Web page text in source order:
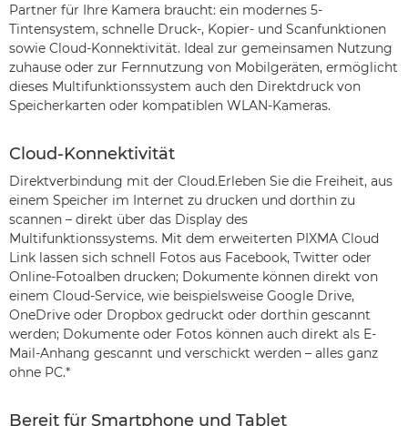
Partner für Ihre Kamera braucht: ein modernes 5-
Tintensystem, schnelle Druck-, Kopier- und Scanfunktionen
sowie Cloud-Konnektivität. Ideal zur gemeinsamen Nutzung
zuhause oder zur Fernnutzung von Mobilgeräten, ermöglicht
dieses Multifunktionssystem auch den Direktdruck von
Speicherkarten oder kompatiblen WLAN-Kameras.
Cloud-Konnektivität
Direktverbindung mit der Cloud.Erleben Sie die Freiheit, aus
einem Speicher im Internet zu drucken und dorthin zu
scannen – direkt über das Display des
Multifunktionssystems. Mit dem erweiterten PIXMA Cloud
Link lassen sich schnell Fotos aus Facebook, Twitter oder
Online-Fotoalben drucken; Dokumente können direkt von
einem Cloud-Service, wie beispielsweise Google Drive,
OneDrive oder Dropbox gedruckt oder dorthin gescannt
werden; Dokumente oder Fotos können auch direkt als E-
Mail-Anhang gescannt und verschickt werden – alles ganz
ohne PC.*
Bereit für Smartphone und Tablet